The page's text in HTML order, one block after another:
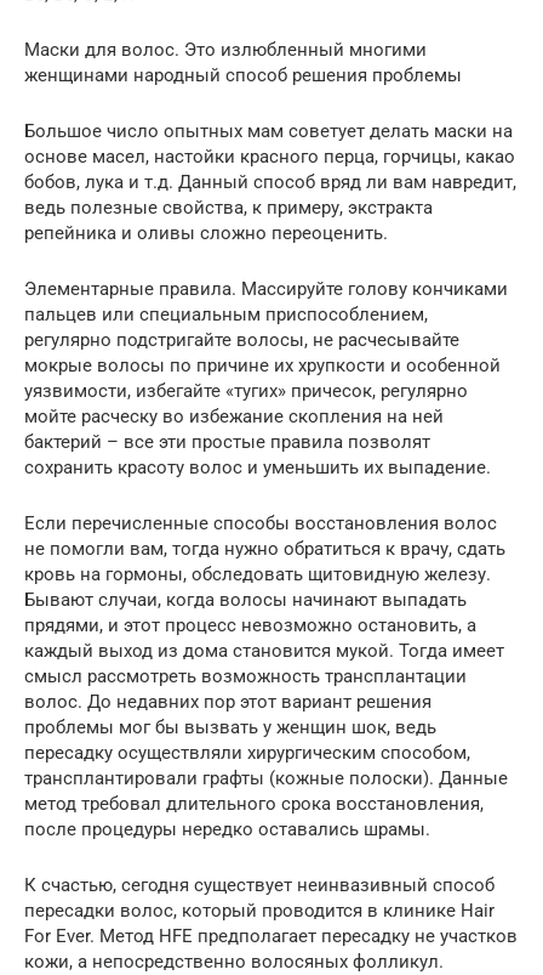
Маски для волос. Это излюбленный многими
женщинами народный способ решения проблемы
Большое число опытных мам советует делать маски на
основе масел, настойки красного перца, горчицы, какао
бобов, лука и т.д. Данный способ вряд ли вам навредит,
ведь полезные свойства, к примеру, экстракта
репейника и оливы сложно переоценить.
Элементарные правила. Массируйте голову кончиками
пальцев или специальным приспособлением,
регулярно подстригайте волосы, не расчесывайте
мокрые волосы по причине их хрупкости и особенной
уязвимости, избегайте «тугих» причесок, регулярно
мойте расческу во избежание скопления на ней
бактерий – все эти простые правила позволят
сохранить красоту волос и уменьшить их выпадение.
Если перечисленные способы восстановления волос
не помогли вам, тогда нужно обратиться к врачу, сдать
кровь на гормоны, обследовать щитовидную железу.
Бывают случаи, когда волосы начинают выпадать
прядями, и этот процесс невозможно остановить, а
каждый выход из дома становится мукой. Тогда имеет
смысл рассмотреть возможность трансплантации
волос. До недавних пор этот вариант решения
проблемы мог бы вызвать у женщин шок, ведь
пересадку осуществляли хирургическим способом,
трансплантировали графты (кожные полоски). Данные
метод требовал длительного срока восстановления,
после процедуры нередко оставались шрамы.
К счастью, сегодня существует неинвазивный способ
пересадки волос, который проводится в клинике Hair
For Ever. Метод HFE предполагает пересадку не участков
кожи, а непосредственно волосяных фолликул.